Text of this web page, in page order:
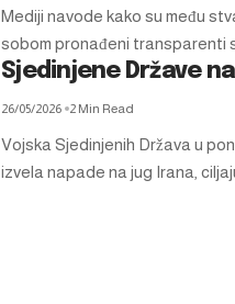
Mediji navode kako su među
sobom pronađeni transparenti s
Sjedinjene Države
26/05/2026 2 Min Read
Vojska Sjedinjenih Država u
izvela napade na jug Irana,